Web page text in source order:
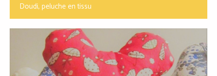
Doudi, peluche en tissu